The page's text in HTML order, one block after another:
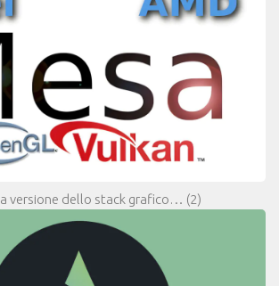
versione dello stack grafico… (2)